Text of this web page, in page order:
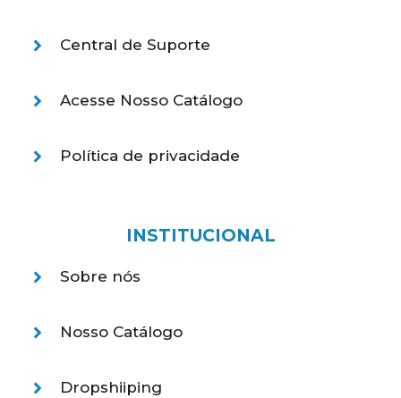
Central de Suporte
Acesse Nosso Catálogo
Política de privacidade
INSTITUCIONAL
Sobre nós
Nosso Catálogo
Dropshiiping